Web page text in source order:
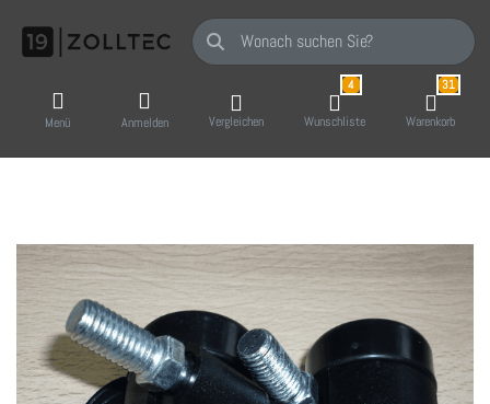
Geben Sie einen Suchbegriff ein. Während
Menü Anmelden Vergleichen
4
Wunschliste
31
Warenkorb